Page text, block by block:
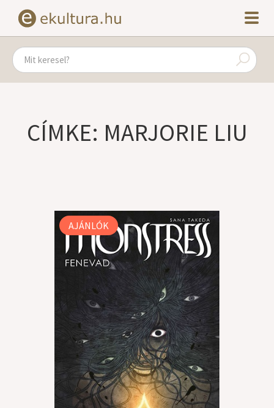
CÍMKE: MARJORIE LIU
AJÁNLÓK